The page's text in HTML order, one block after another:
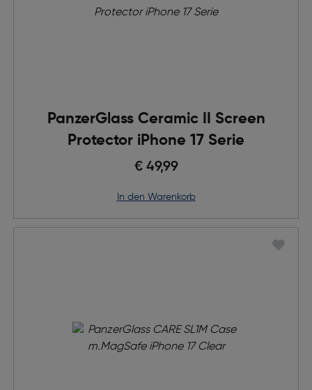
PanzerGlass Ceramic II Screen
Protector iPhone 17 Serie
€ 49,99
in den Warenkorb